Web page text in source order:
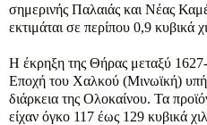
σημερινής Παλαιάς και Νέας
εκτιμάται σε περίπου 0,9 κυβικά
Η έκρηξη της Θήρας μεταξύ
Εποχή του Χαλκού (Μινωϊκή)
διάρκεια της Ολοκαίνου. Τα
είχαν όγκο 117 έως 129 κυβικά